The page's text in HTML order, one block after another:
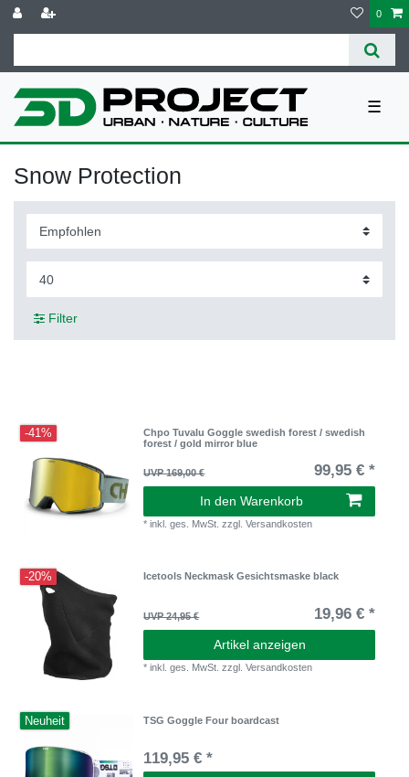
0
☰
Snow Protection
Filter
-41%
Chpo Tuvalu Goggle swedish forest / swedish
forest / gold mirror blue
UVP 169,00 € 99,95 € *
In den Warenkorb
*inkl. ges. MwSt. zzgl.Versandkosten
-20% Icetools Neckmask Gesichtsmaske black
UVP 24,95 € 19,96 € *
Artikel anzeigen
*inkl. ges. MwSt. zzgl.Versandkosten
Neuheit TSG Goggle Four boardcast
119,95 € *